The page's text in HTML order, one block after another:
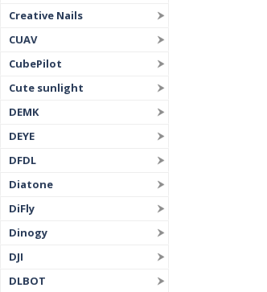
Creative Nails
CUAV
CubePilot
Cute sunlight
DEMK
DEYE
DFDL
Diatone
DiFly
Dinogy
DJI
DLBOT